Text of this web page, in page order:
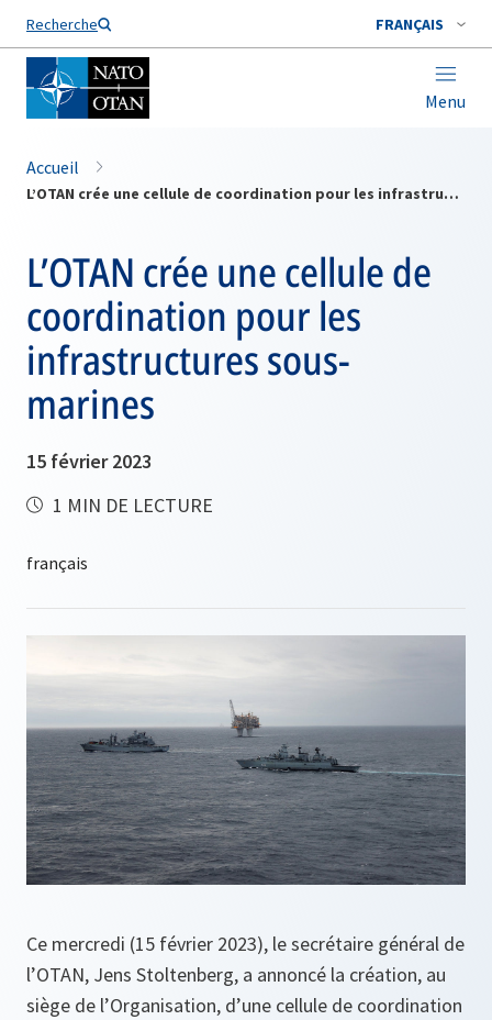
Recherche FRANÇAIS
Menu
Nom de famille*
Accueil
L’OTAN crée une cellule de coordination pour les infrastructures sous-marines
L’OTAN crée une cellule de
coordination pour les
infrastructures sous-
marines
15 février 2023
1 MIN DE LECTURE
Ce mercredi (15 février 2023), le secrétaire général de
l’OTAN, Jens Stoltenberg, a annoncé la création, au
siège de l’Organisation, d’une cellule de coordination